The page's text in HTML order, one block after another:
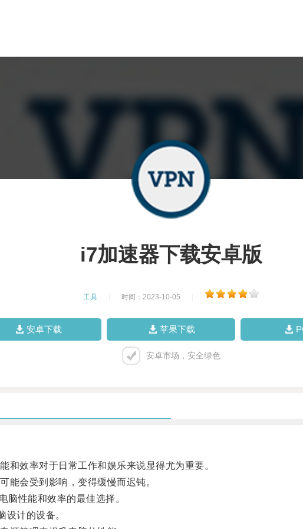
i7加速器下载安卓版
工具 时间：2023-10-05
安卓下载 苹果下载
安卓市场，安全绿色
效率对于日常工作和娱乐来说显得尤为重要。
会受到影响，变得缓慢而迟钝。
性能和效率的最佳选择。
计的设备。